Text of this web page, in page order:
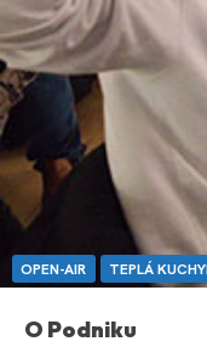
OPEN-AIR TEPLÁ
O Podniku